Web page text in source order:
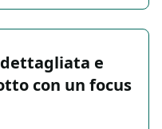
e
con un focus